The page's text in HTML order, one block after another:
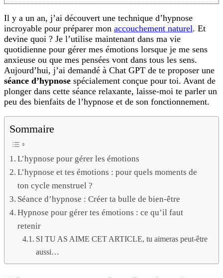
émotions
Il y a un an, j’ai découvert une technique d’hypnose
incroyable pour préparer mon accouchement naturel. Et
devine quoi ? Je l’utilise maintenant dans ma vie
quotidienne pour gérer mes émotions lorsque je me sens
anxieuse ou que mes pensées vont dans tous les sens.
Aujourd’hui, j’ai demandé à Chat GPT de te proposer une
séance d’hypnose spécialement conçue pour toi. Avant de
plonger dans cette séance relaxante, laisse-moi te parler un
peu des bienfaits de l’hypnose et de son fonctionnement.
Sommaire
L’hypnose pour gérer les émotions
L’hypnose et tes émotions : pour quels moments de
ton cycle menstruel ?
Séance d’hypnose : Créer ta bulle de bien-être
Hypnose pour gérer tes émotions : ce qu’il faut
retenir
SI TU AS AIME CET ARTICLE, tu aimeras peut-être
aussi…